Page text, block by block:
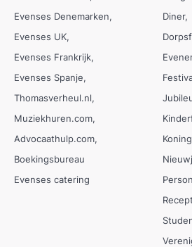
Evenses Denemarken
Evenses UK
Evenses Frankrijk
Evenses Spanje
Thomasverheul.nl
Muziekhuren.com
Advocaathulp.com
Boekingsbureau
Evenses catering
Diner